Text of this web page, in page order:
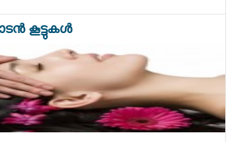
കൂട്ടുകള്‍